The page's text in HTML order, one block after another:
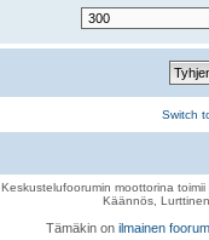
Switch
Keskustelufoorumin moottorina toimii
Käännös, Lurttinen,
Tämäkin on ilmainen